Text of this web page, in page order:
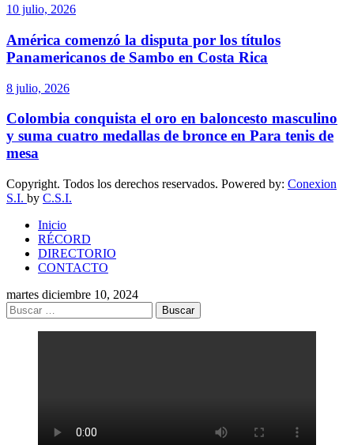
10 julio, 2026
América comenzó la disputa por los títulos
Panamericanos de Sambo en Costa Rica
8 julio, 2026
Colombia conquista el oro en baloncesto masculino
y suma cuatro medallas de bronce en Para tenis de
mesa
Copyright. Todos los derechos reservados. Powered by: Conexion
S.I. by C.S.I.
Inicio
RÉCORD
DIRECTORIO
CONTACTO
martes diciembre 10, 2024
Buscar: